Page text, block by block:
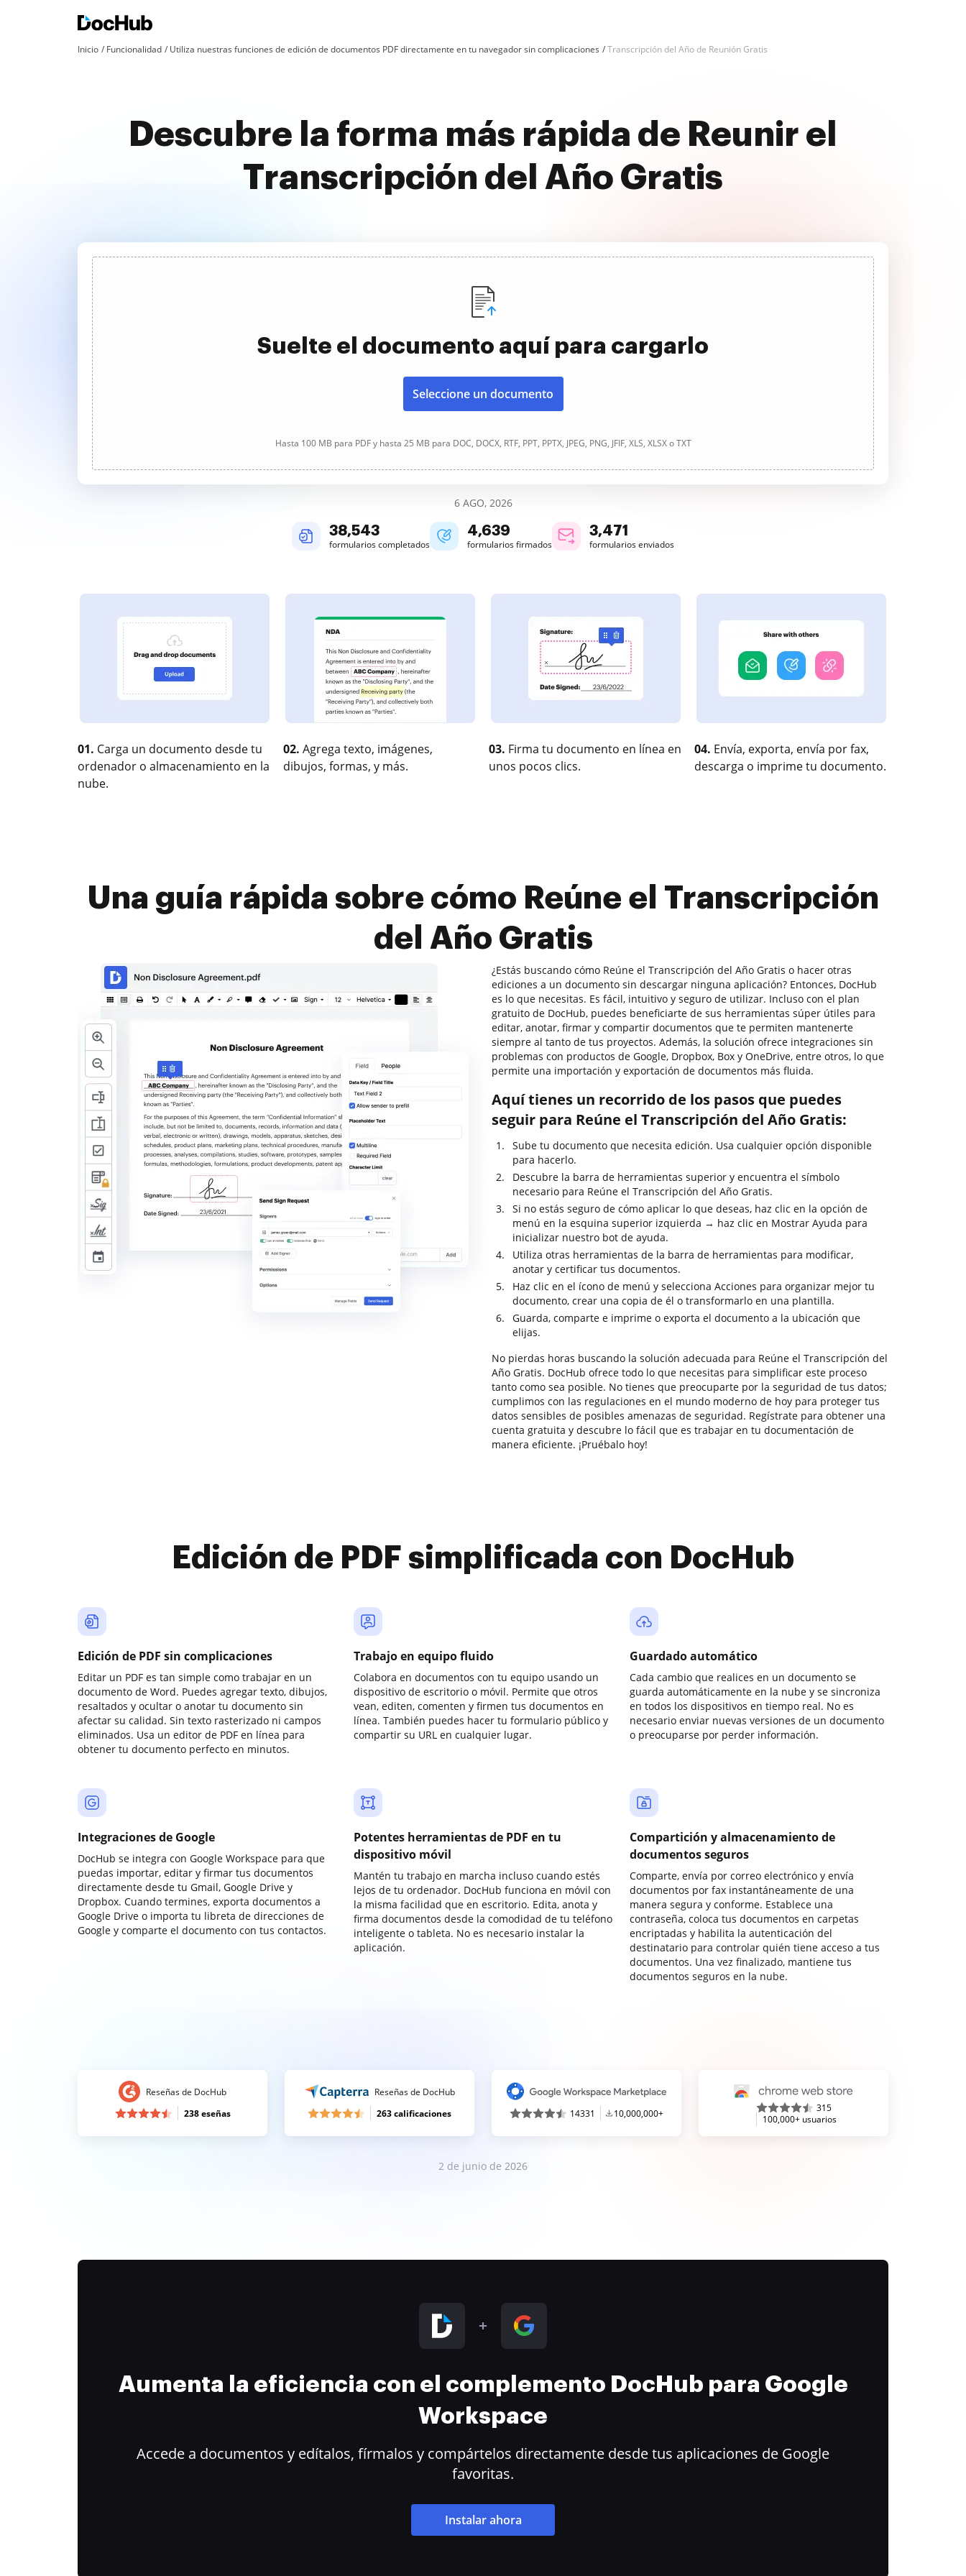
Inicio Funcionalidad Utiliza nuestras funciones de edición de documentos PDF directamente en tu navegador sin complicaciones Transcripción del Año de Reunión Gratis
Descubre la forma más rápida de Reunir el
Transcripción del Año Gratis
Suelte el documento aquí para cargarlo
Seleccione un documento
Hasta 100 MB para PDF y hasta 25 MB para DOC, DOCX, RTF, PPT, PPTX, JPEG, PNG, JFIF, XLS, XLSX o TXT
6 AGO, 2026
38,544
formularios completados
4,640
formularios firmados
3,471
formularios enviados
01. Carga un documento desde tu
ordenador o almacenamiento en la
nube.
02. Agrega texto, imágenes,
dibujos, formas, y más.
03. Firma tu documento en línea en
unos pocos clics.
04. Envía, exporta, envía por fax,
descarga o imprime tu documento.
Una guía rápida sobre cómo Reúne el Transcripción
del Año Gratis
¿Estás buscando cómo Reúne el Transcripción del Año Gratis o hacer otras
ediciones a un documento sin descargar ninguna aplicación? Entonces, DocHub
es lo que necesitas. Es fácil, intuitivo y seguro de utilizar. Incluso con el plan
gratuito de DocHub, puedes beneficiarte de sus herramientas súper útiles para
editar, anotar, firmar y compartir documentos que te permiten mantenerte
siempre al tanto de tus proyectos. Además, la solución ofrece integraciones sin
problemas con productos de Google, Dropbox, Box y OneDrive, entre otros, lo que
permite una importación y exportación de documentos más fluida.
Aquí tienes un recorrido de los pasos que puedes
seguir para Reúne el Transcripción del Año Gratis:
Sube tu documento que necesita edición. Usa cualquier opción disponible
para hacerlo.
Descubre la barra de herramientas superior y encuentra el símbolo
necesario para Reúne el Transcripción del Año Gratis.
Si no estás seguro de cómo aplicar lo que deseas, haz clic en la opción de
menú en la esquina superior izquierda → haz clic en Mostrar Ayuda para
inicializar nuestro bot de ayuda.
Utiliza otras herramientas de la barra de herramientas para modificar,
anotar y certificar tus documentos.
Haz clic en el ícono de menú y selecciona Acciones para organizar mejor tu
documento, crear una copia de él o transformarlo en una plantilla.
Guarda, comparte e imprime o exporta el documento a la ubicación que
elijas.
No pierdas horas buscando la solución adecuada para Reúne el Transcripción del
Año Gratis. DocHub ofrece todo lo que necesitas para simplificar este proceso
tanto como sea posible. No tienes que preocuparte por la seguridad de tus datos;
cumplimos con las regulaciones en el mundo moderno de hoy para proteger tus
datos sensibles de posibles amenazas de seguridad. Regístrate para obtener una
cuenta gratuita y descubre lo fácil que es trabajar en tu documentación de
manera eficiente. ¡Pruébalo hoy!
Edición de PDF simplificada con DocHub
Edición de PDF sin complicaciones
Editar un PDF es tan simple como trabajar en un
documento de Word. Puedes agregar texto, dibujos,
resaltados y ocultar o anotar tu documento sin
afectar su calidad. Sin texto rasterizado ni campos
eliminados. Usa un editor de PDF en línea para
obtener tu documento perfecto en minutos.
Trabajo en equipo fluido
Colabora en documentos con tu equipo usando un
dispositivo de escritorio o móvil. Permite que otros
vean, editen, comenten y firmen tus documentos en
línea. También puedes hacer tu formulario público y
compartir su URL en cualquier lugar.
Guardado automático
Cada cambio que realices en un documento se
guarda automáticamente en la nube y se sincroniza
en todos los dispositivos en tiempo real. No es
necesario enviar nuevas versiones de un documento
o preocuparse por perder información.
Integraciones de Google
DocHub se integra con Google Workspace para que
puedas importar, editar y firmar tus documentos
directamente desde tu Gmail, Google Drive y
Dropbox. Cuando termines, exporta documentos a
Google Drive o importa tu libreta de direcciones de
Google y comparte el documento con tus contactos.
Potentes herramientas de PDF en tu
dispositivo móvil
Mantén tu trabajo en marcha incluso cuando estés
lejos de tu ordenador. DocHub funciona en móvil con
la misma facilidad que en escritorio. Edita, anota y
firma documentos desde la comodidad de tu teléfono
inteligente o tableta. No es necesario instalar la
aplicación.
Compartición y almacenamiento de
documentos seguros
Comparte, envía por correo electrónico y envía
documentos por fax instantáneamente de una
manera segura y conforme. Establece una
contraseña, coloca tus documentos en carpetas
encriptadas y habilita la autenticación del
destinatario para controlar quién tiene acceso a tus
documentos. Una vez finalizado, mantiene tus
documentos seguros en la nube.
Reseñas de DocHub
238 eseñas
Reseñas de DocHub
263 calificaciones
14331 10,000,000+
315
100,000+ usuarios
2 de junio de 2026
Aumenta la eficiencia con el complemento DocHub para Google
Workspace
Accede a documentos y edítalos, fírmalos y compártelos directamente desde tus aplicaciones de Google
favoritas.
Instalar ahora